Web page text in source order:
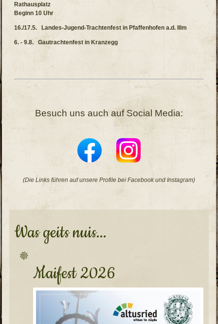
Rathausplatz
Beginn 10 Uhr
16./17.5. Landes-Jugend-Trachtenfest in Pfaffenhofen a.d. Illm
6. - 9.8. Gautrachtenfest in Kranzegg
Besuch uns auch auf Social Media:
(Die Links führen auf unsere Profile bei Facebook und Instagram)
Was geits nuis...
Maifest 2026